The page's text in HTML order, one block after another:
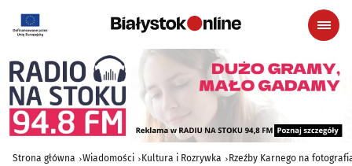
Strona główna Wiadomości Kultura i Rozrywka Rzeźby Karnego na